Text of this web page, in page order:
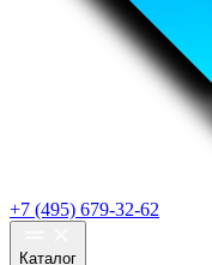
+7 (495) 679-32-62
Каталог